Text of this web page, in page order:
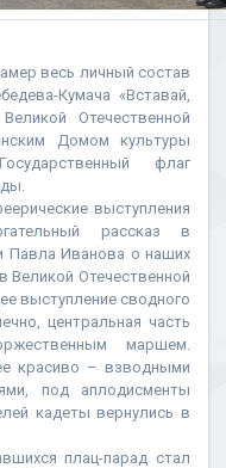
весь личный состав
Кумача «Вставай,
Отечественной
Домом культуры
флаг
выступления
рассказ в
Павла Иванова о наших
Великой Отечественной
выступление сводного
центральная часть
маршем.
красиво – взводными
под аплодисменты
кадеты вернулись в
плац-парад стал